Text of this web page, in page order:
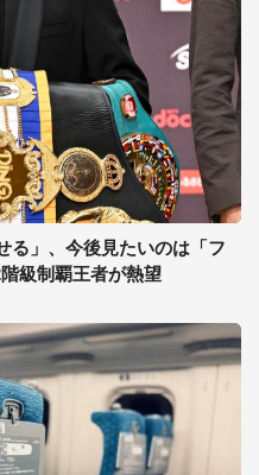
る」、今後見たいのは「フ
級制覇王者が熱望